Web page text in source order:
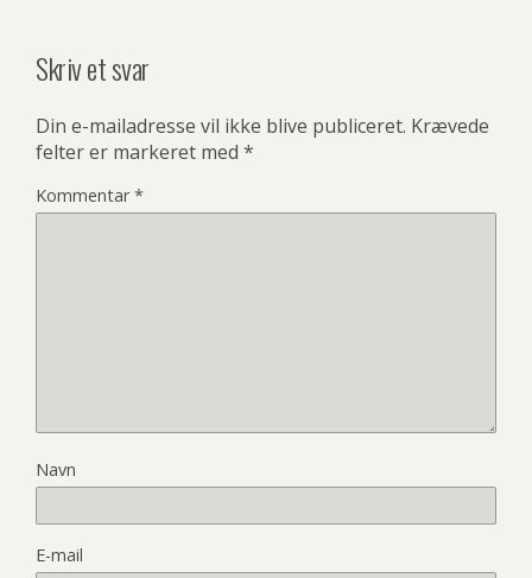
Skriv et svar
Din e-mailadresse vil ikke blive publiceret. Krævede
felter er markeret med *
Kommentar*
Navn
E-mail